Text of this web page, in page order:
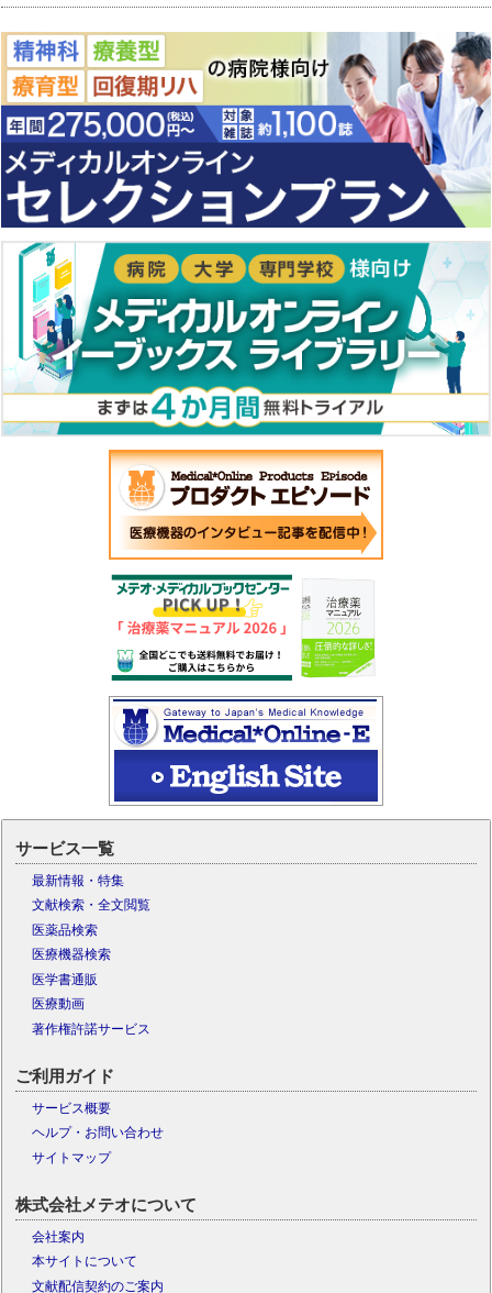
サービス一覧
最新情報・特集
文献検索・全文閲覧
医薬品検索
医療機器検索
医学書通販
医療動画
著作権許諾サービス
ご利用ガイド
サービス概要
ヘルプ・お問い合わせ
サイトマップ
株式会社メテオについて
会社案内
本サイトについて
文献配信契約のご案内